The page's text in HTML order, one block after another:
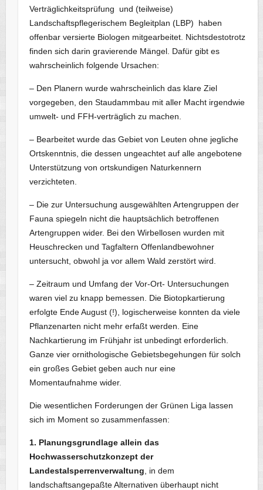
Verträglichkeitsprüfung und (teilweise)
Landschaftspflegerischem Begleitplan (LBP) haben
offenbar versierte Biologen mitgearbeitet. Nichtsdestotrotz
finden sich darin gravierende Mängel. Dafür gibt es
wahrscheinlich folgende Ursachen:
– Den Planern wurde wahrscheinlich das klare Ziel
vorgegeben, den Staudammbau mit aller Macht irgendwie
umwelt- und FFH-verträglich zu machen.
– Bearbeitet wurde das Gebiet von Leuten ohne jegliche
Ortskenntnis, die dessen ungeachtet auf alle angebotene
Unterstützung von ortskundigen Naturkennern
verzichteten.
– Die zur Untersuchung ausgewählten Artengruppen der
Fauna spiegeln nicht die hauptsächlich betroffenen
Artengruppen wider. Bei den Wirbellosen wurden mit
Heuschrecken und Tagfaltern Offenlandbewohner
untersucht, obwohl ja vor allem Wald zerstört wird.
– Zeitraum und Umfang der Vor-Ort- Untersuchungen
waren viel zu knapp bemessen. Die Biotopkartierung
erfolgte Ende August (!), logischerweise konnten da viele
Pflanzenarten nicht mehr erfaßt werden. Eine
Nachkartierung im Frühjahr ist unbedingt erforderlich.
Ganze vier ornithologische Gebietsbegehungen für solch
ein großes Gebiet geben auch nur eine
Momentaufnahme wider.
Die wesentlichen Forderungen der Grünen Liga lassen
sich im Moment so zusammenfassen:
1. Planungsgrundlage allein das
Hochwasserschutzkonzept der
Landestalsperrenverwaltung , in dem
landschaftsangepaßte Alternativen überhaupt nicht